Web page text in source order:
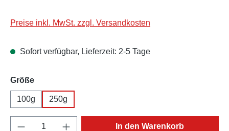
Preise inkl. MwSt. zzgl. Versandkosten
Sofort verfügbar, Lieferzeit: 2-5 Tage
Größeauswählen
100g 250g
Produkt Anzahl: Gib den gewünschten
In den Warenkorb